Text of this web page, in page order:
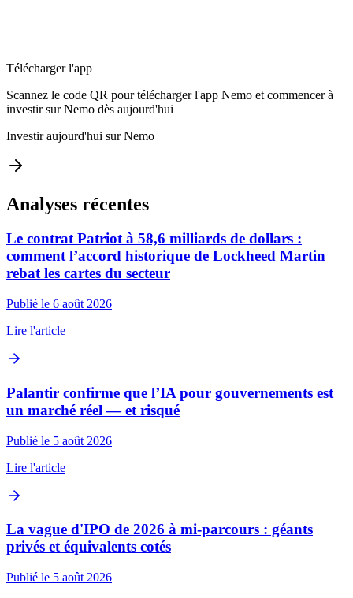
Télécharger l'app
Scannez le code QR pour télécharger l'app Nemo et commencer à
investir sur Nemo dès aujourd'hui
Investir aujourd'hui sur Nemo
Analyses récentes
Le contrat Patriot à 58,6 milliards de dollars :
comment l’accord historique de Lockheed Martin
rebat les cartes du secteur
Publié le 6 août 2026
Lire l'article
Palantir confirme que l’IA pour gouvernements est
un marché réel — et risqué
Publié le 5 août 2026
Lire l'article
La vague d'IPO de 2026 à mi-parcours : géants
privés et équivalents cotés
Publié le 5 août 2026